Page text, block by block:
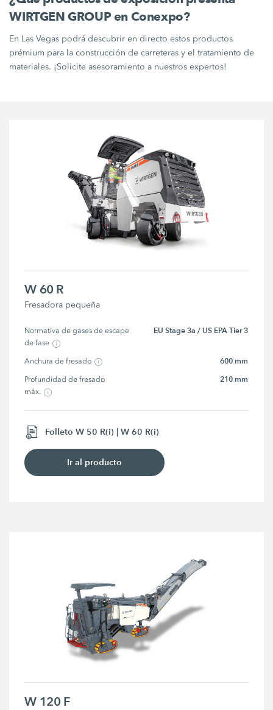
WIRTGEN GROUP en Conexpo?
En Las Vegas podrá descubrir en directo estos productos
prémium para la construcción de carreteras y el tratamiento de
materiales. ¡Solicite asesoramiento a nuestros expertos!
W 60 R
Fresadora pequeña
Normativa de gases de escape
de fase
EU Stage 3a / US EPA Tier 3
Anchura de fresado 600 mm
Profundidad de fresado
máx.
210 mm
Folleto W 50 R(i) | W 60 R(i)
Ir al producto
W 120 F